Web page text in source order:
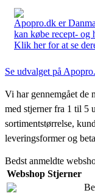
Apopro.dk er
kan købe recept- og
Klik her for at se
Se udvalget på
Vi har gennemgået de
med stjerner fra 1 til 5
sortimentstørrelse,
leveringsformer og
Bedst anmeldte
Webshop Stjerner